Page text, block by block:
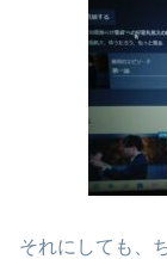
それにしても、